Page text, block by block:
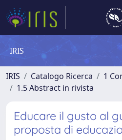
IRIS
IRIS Catalogo Ricerca
1
1.5 Abstract in rivista
Educare il gusto al
proposta di